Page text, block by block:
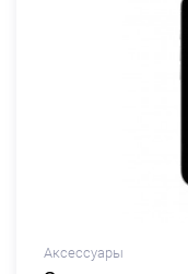
Аксессуары